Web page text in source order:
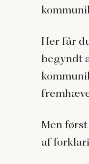
Her får
begyndt
Men
af